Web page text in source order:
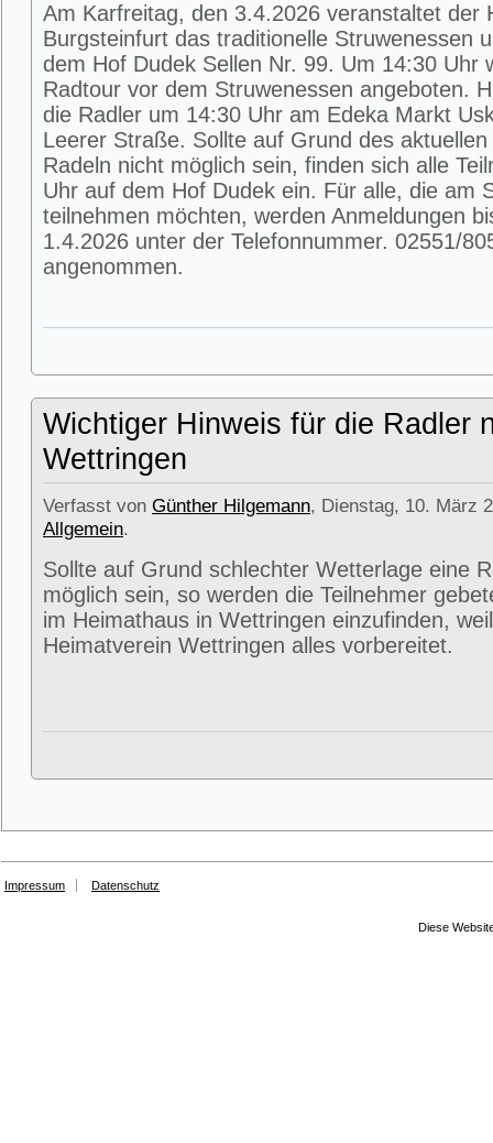
Am Karfreitag, den 3.4.2026 veranstaltet der
Burgsteinfurt das traditionelle Struwenessen
dem Hof Dudek Sellen Nr. 99. Um 14:30 Uhr
Radtour vor dem Struwenessen angeboten.
die Radler um 14:30 Uhr am Edeka Markt
Leerer Straße. Sollte auf Grund des
Radeln nicht möglich sein, finden sich alle
Uhr auf dem Hof Dudek ein. Für alle, die am
teilnehmen möchten, werden Anmeldungen
1.4.2026 unter der Telefonnummer. 02551/
angenommen.
Wichtiger Hinweis für die Radler
Wettringen
Verfasst von Günther Hilgemann, Dienstag, 10. März
Allgemein.
Sollte auf Grund schlechter Wetterlage eine
möglich sein, so werden die Teilnehmer
im Heimathaus in Wettringen einzufinden,
Heimatverein Wettringen alles vorbereitet.
Impressum Datenschutz
Diese